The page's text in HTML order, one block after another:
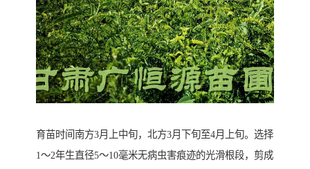
育苗时间南方3月上中旬，北方3月下旬至4月上旬。选择
1～2年生直径5～10毫米无病虫害痕迹的光滑根段，剪成